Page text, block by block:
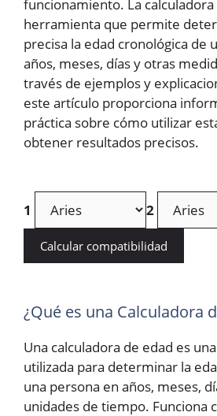
funcionamiento. La calculadora
herramienta que permite
precisa la edad cronológica de
años, meses, días y otras
través de ejemplos y
este artículo proporciona
práctica sobre cómo utilizar
obtener resultados precisos.
1 2
Calcular compatibilidad
¿Qué es una Calculadora
Una calculadora de edad es
utilizada para determinar la
una persona en años, meses,
unidades de tiempo. Funciona